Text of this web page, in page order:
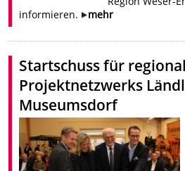
informieren.
mehr
Startschuss für
Projektnetzwerks
Museumsdorf